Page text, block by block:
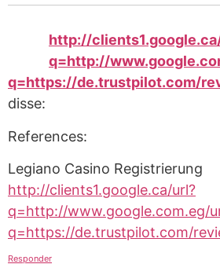
http://
q=http://
q=https://de.trustpilot.com/
disse:
References:
Legiano Casino Registrierung
http://clients1.google.ca/url?
q=http://www.google.com.eg/
q=https://de.trustpilot.com/
Responder